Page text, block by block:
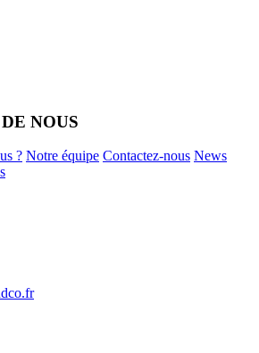
NOUS
? Notre équipe Contactez-nous News